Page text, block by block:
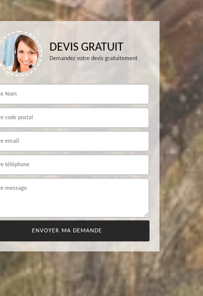
DEVIS GRATUIT
Demandez votre devis gratuitement